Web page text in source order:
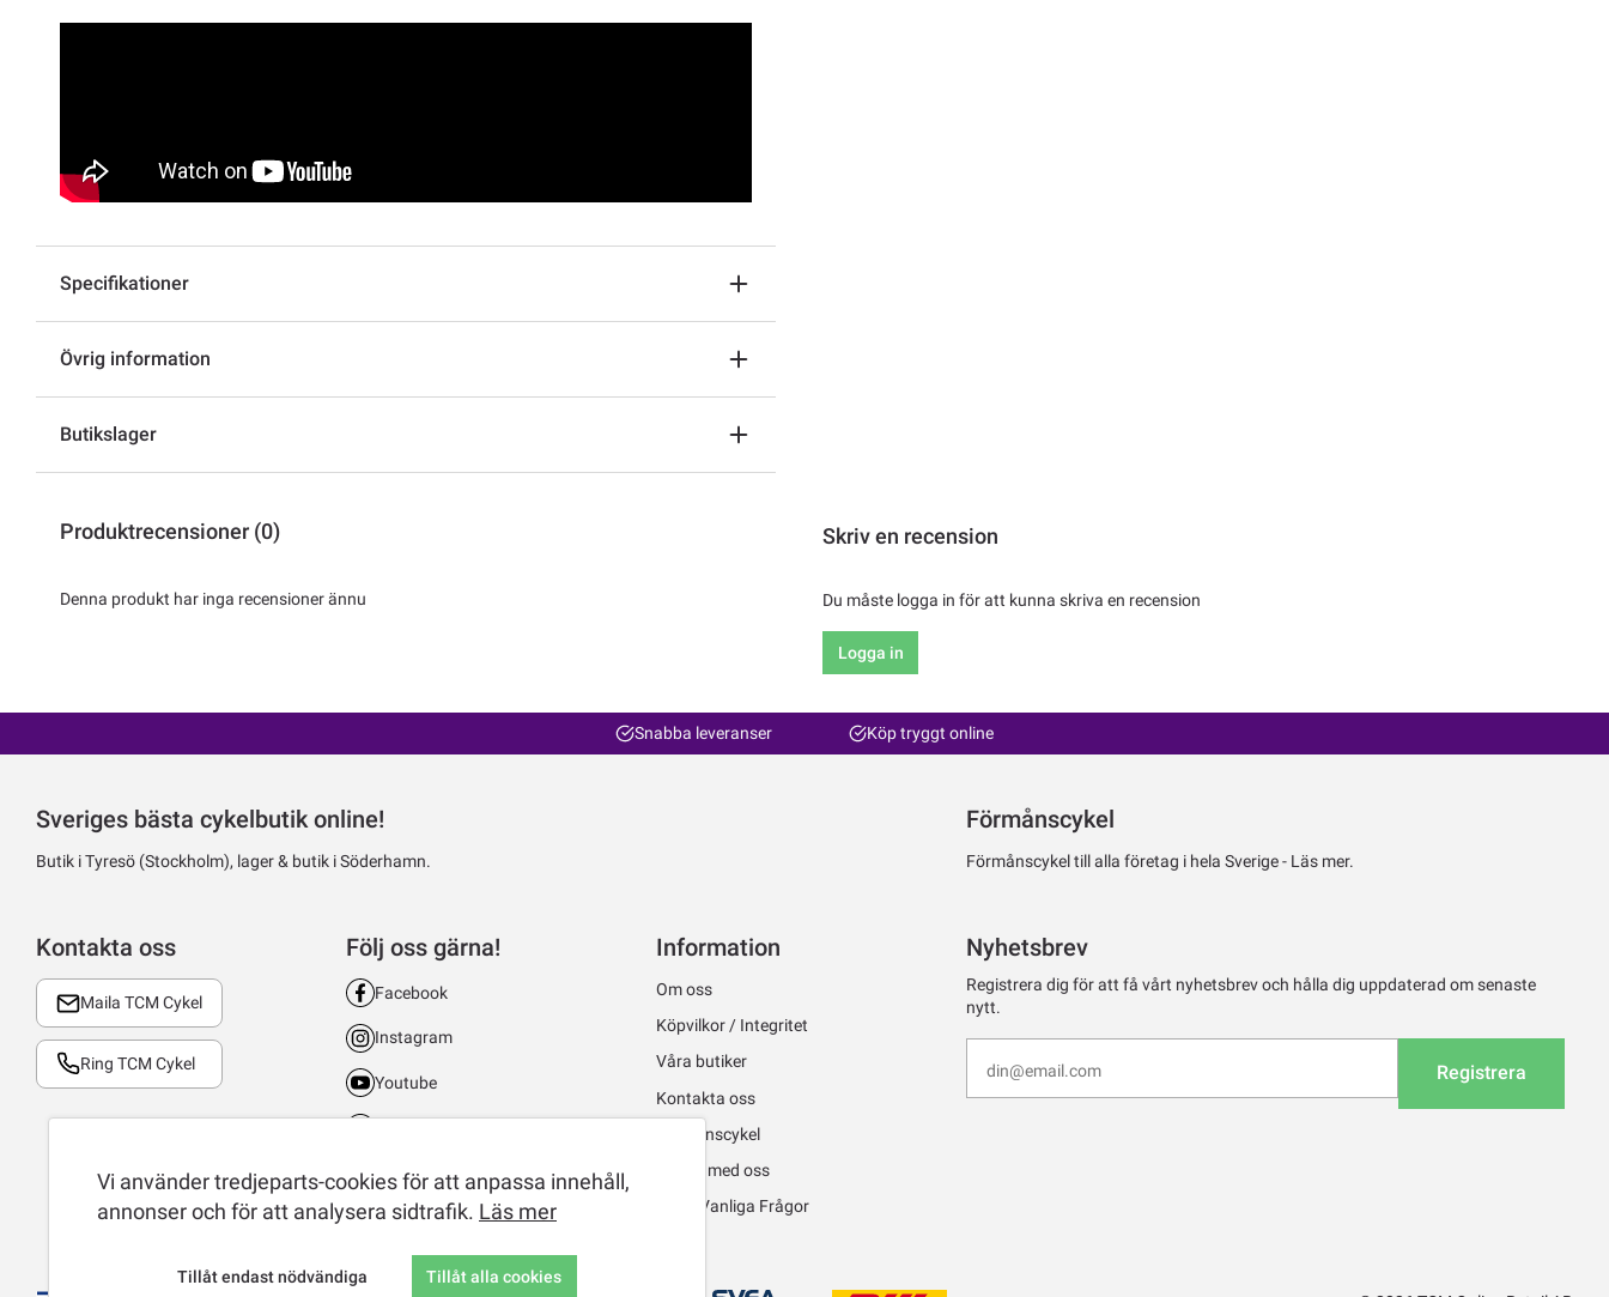
Specifikationer
Övrig information
Butikslager
Produktrecensioner (0)
Denna produkt har inga recensioner ännu
Skriv en recension
Du måste logga in för att kunna skriva en recension
Logga in
Snabba leveranser Köp tryggt online
Sveriges bästa cykelbutik online!
Butik i Tyresö (Stockholm), lager & butik i Söderhamn.
Förmånscykel
Förmånscykel till alla företag i hela Sverige - Läs mer.
Kontakta oss
Maila TCM Cykel
Ring TCM Cykel
Följ oss gärna!
Facebook
Instagram
Youtube
TikTok
Information
Om oss
Köpvilkor / Integritet
Våra butiker
Kontakta oss
Förmånscykel
Jobba med oss
FAQ - Vanliga Frågor
Nyhetsbrev
Registrera dig för att få vårt nyhetsbrev och hålla dig uppdaterad om senaste
nytt.
Registrera
Vi använder tredjeparts-cookies för att anpassa innehåll,
annonser och för att analysera sidtrafik. Läs mer
Tillåt endast nödvändiga Tillåt alla cookies